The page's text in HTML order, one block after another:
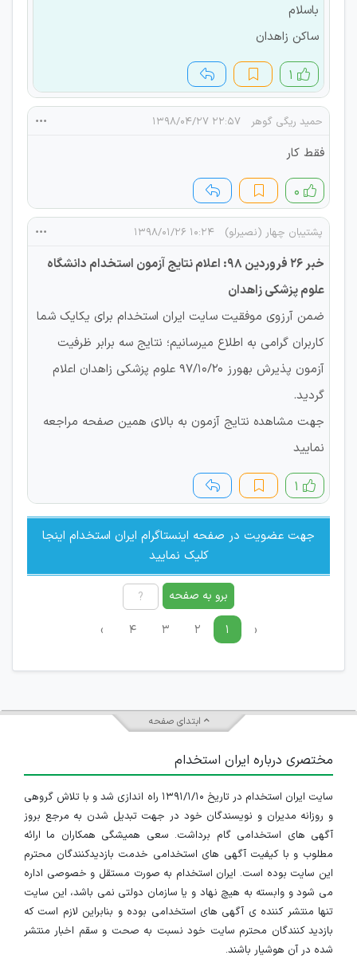
باسلام
ساکن زاهدان
۱
حمید ریگی گوهر ۲۲:۵۷ ۱۳۹۸/۰۴/۲۷
فقط کار
۰
پشتیبان چهار (نصیرلو) ۱۰:۲۴ ۱۳۹۸/۰۱/۲۶
خبر 26 فروردین 98: اعلام نتایج آزمون استخدام دانشگاه
علوم پزشکی زاهدان
ضمن آرزوی موفقیت سایت ایران استخدام برای یکایک شما
کاربران گرامی به اطلاع میرسانیم؛ نتایج سه برابر ظرفیت
آزمون پذیرش بهورز 97/10/20 علوم پزشکی زاهدان اعلام
گردید.
جهت مشاهده نتایج آزمون به بالای همین صفحه مراجعه
نمایید
۱
جهت عضویت در صفحه اینستاگرام ایران استخدام اینجا
کلیک نمایید
برو به صفحه
‹ ۱ ۲ ۳ ۴ ›
ابتدای صفحه
مختصری درباره ایران استخدام
سایت ایران استخدام در تاریخ ۱۳۹۱/۱/۱۰ راه اندازی شد و با تلاش گروهی
و روزانه مدیران و نویسندگان خود در جهت تبدیل شدن به مرجع بروز
آگهی های استخدامی گام برداشت. سعی همیشگی همکاران ما ارائه
مطلوب و با کیفیت آگهی های استخدامی خدمت بازدیدکنندگان محترم
این سایت بوده است. ایران استخدام به صورت مستقل و خصوصی اداره
می شود و وابسته به هیچ نهاد و یا سازمان دولتی نمی باشد، این سایت
تنها منتشر کننده ی آگهی های استخدامی بوده و بنابراین لازم است که
بازدید کنندگان محترم سایت خود نسبت به صحت و سقم اخبار منتشر
شده در آن هوشیار باشند.